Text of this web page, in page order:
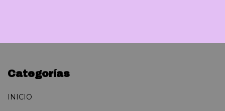
Categorías
INICIO